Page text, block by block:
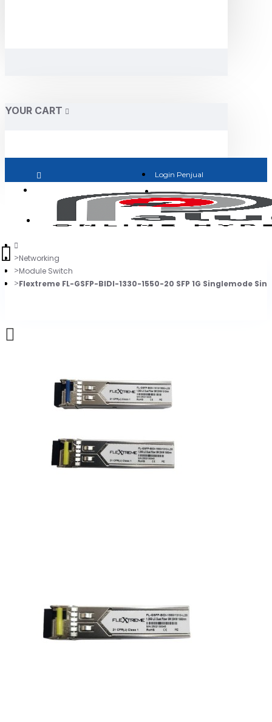
YOUR CART
Login Penjual
Jadi Penjual
Networking
Module Switch
Flextreme FL-GSFP-BIDI-1330-1550-20 SFP 1G Singlemode